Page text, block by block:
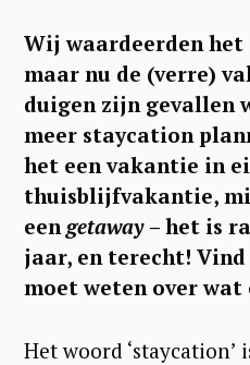
Wij waardeerden
maar nu de (verre)
duigen zijn gevallen
meer staycation
het een vakantie in
thuisblijfvakantie,
een getaway – het is
jaar, en terecht!
moet weten over wat
Het woord ‘staycation’